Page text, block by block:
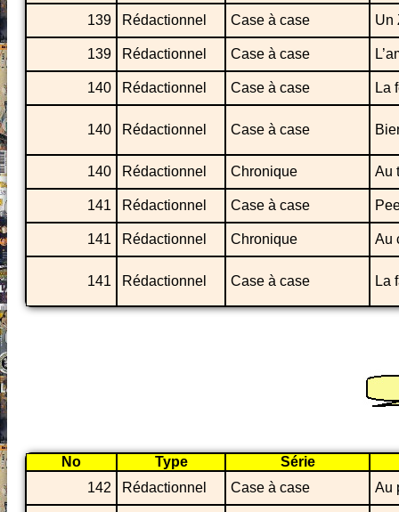
139 Rédactionnel Case à case Un
139 Rédactionnel Case à case
140 Rédactionnel Case à case La
140 Rédactionnel Case à case
140 Rédactionnel Chronique Au
141 Rédactionnel Case à case
141 Rédactionnel Chronique Au
141 Rédactionnel Case à case La
No Type
Série
142
Rédactionnel Case à case Au